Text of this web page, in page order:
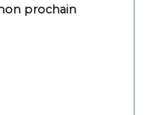
prochain